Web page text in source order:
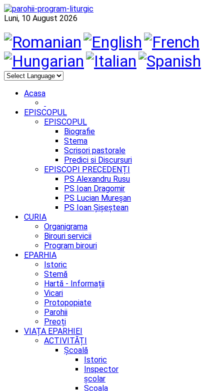
Luni, 10 August 2026
Acasa
EPISCOPUL
EPISCOPUL
Biografie
Stema
Scrisori pastorale
Predici si Discursuri
EPISCOPI PRECEDENȚI
PS Alexandru Rusu
PS Ioan Dragomir
PS Lucian Mureșan
PS Ioan Șișeștean
CURIA
Organigrama
Birouri servicii
Program birouri
EPARHIA
Istoric
Stemă
Hartă - Informații
Vicari
Protopopiate
Parohii
Preoți
VIAȚA EPARHIEI
ACTIVITĂȚI
Școală
Istoric
Inspector
școlar
Scoala